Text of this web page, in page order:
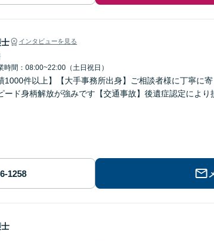
インタビューを見る
時間：08:00~22:00（土日祝日）
1000件以上】【大手事務所出身】ご相談者様に丁寧に
ード身柄解放が強みです【交通事故】後遺症認定により